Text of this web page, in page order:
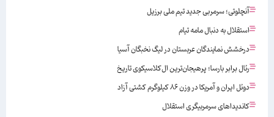
آنچلوتی؛ سرمربی جدید تیم ملی برزیل
استقلال به دنبال مامه تیام
درخشش نمایندگان عربستان در لیگ نخبگان آسیا
رئال برابر بارسا؛ پرهیجان‌‌ترین ال‌کلاسیکوی تاریخ
دوئل ایران و آمریکا در وزن ۸۶ کیلوگرم کشتی آزاد
کاندیداهای سرمربیگری استقلال